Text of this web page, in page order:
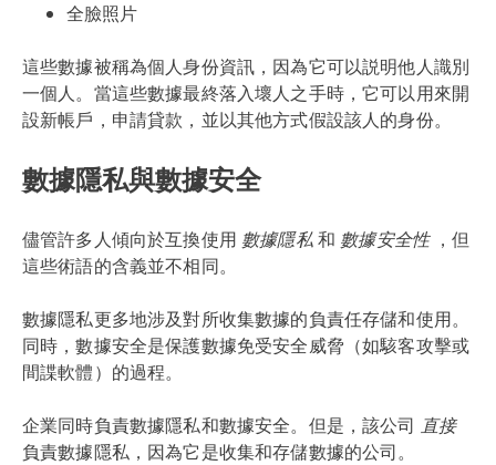
全臉照片
這些數據被稱為個人身份資訊，因為它可以説明他人識別
一個人。當這些數據最終落入壞人之手時，它可以用來開
設新帳戶，申請貸款，並以其他方式假設該人的身份。
數據隱私與數據安全
儘管許多人傾向於互換使用 數據隱私和 數據安全性，但
這些術語的含義並不相同。
數據隱私更多地涉及對所收集數據的負責任存儲和使用。
同時，數據安全是保護數據免受安全威脅（如駭客攻擊或
間諜軟體）的過程。
企業同時負責數據隱私和數據安全。但是，該公司 直接
負責數據隱私，因為它是收集和存儲數據的公司。